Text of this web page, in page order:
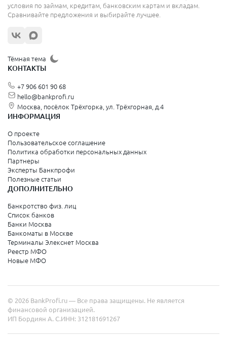
условия по займам, кредитам, банковским картам и вкладам.
Сравнивайте предложения и выбирайте лучшее.
Тёмная тема
КОНТАКТЫ
+7 906 601 90 68
hello@bankprofi.ru
Москва, посёлок Трёхгорка, ул. Трёхгорная, д.4
ИНФОРМАЦИЯ
О проекте
Пользовательское соглашение
Политика обработки персональных данных
Партнеры
Эксперты Банкпрофи
Полезные статьи
ДОПОЛНИТЕЛЬНО
Банкротство физ. лиц
Список банков
Банки Москва
Банкоматы в Москве
Терминалы Элекснет Москва
Реестр МФО
Новые МФО
© 2026 BankProfi.ru — Все права защищены. Не является
финансовой организацией.
ИП Бордиян А. С.ИНН: 312181691267